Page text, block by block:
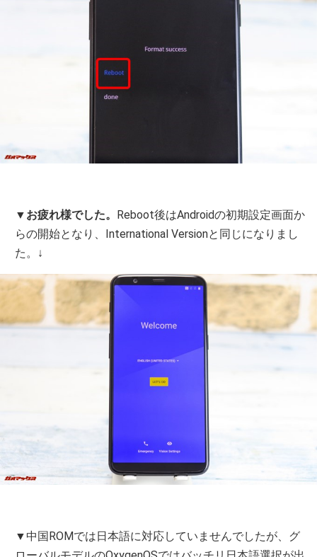
▼ お疲れ様でした。 Reboot後はAndroidの初期設定画面か
らの開始となり、International Versionと同じになりまし
た。↓
▼中国ROMでは日本語に対応していませんでしたが、グ